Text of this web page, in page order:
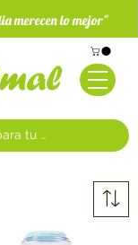
merecen lo mejor"